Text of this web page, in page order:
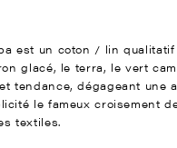
est un coton / lin
glacé, le terra, le vert
tendance, dégageant une
le fameux croisement
textiles.